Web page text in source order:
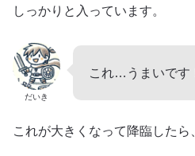
しっかりと入っています。
だいき
これ…うまいです
これが大きくなって降臨したら